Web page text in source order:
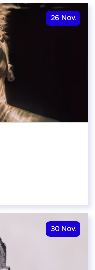
26 Nov.
30 Nov.